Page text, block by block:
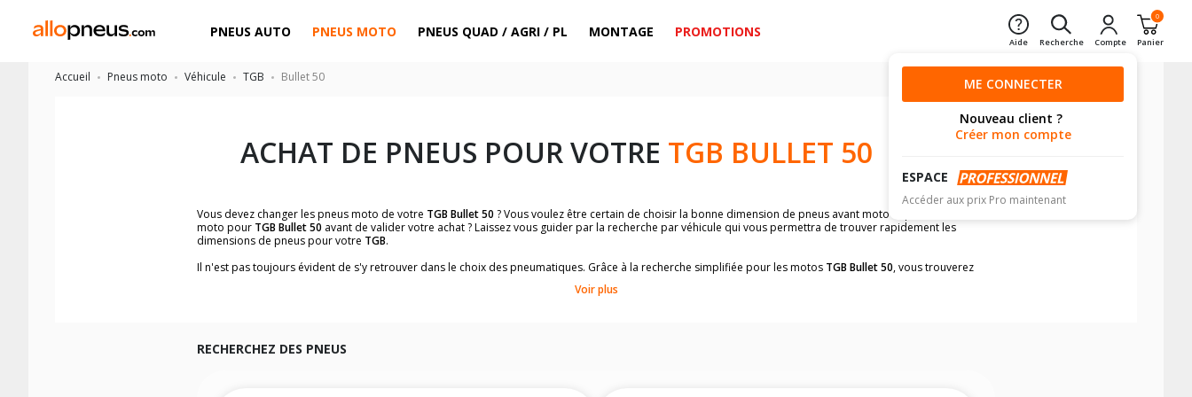
PNEUS AUTO PNEUS MOTO PNEUS QUAD / AGRI / PL MONTAGE PROMOTIONS
Aide Recherche Compte
0
Panier
ME CONNECTER
Nouveau client ?
Créer mon compte
ESPACE
Accéder aux prix Pro maintenant
Accueil Pneus moto Véhicule TGB Bullet 50
ACHAT DE PNEUS POUR VOTRE TGB BULLET 50
Vous devez changer les pneus moto de votre TGB Bullet 50 ? Vous voulez être certain de choisir la bonne dimension de pneus avant moto et pneus arrière
moto pour TGB Bullet 50 avant de valider votre achat ? Laissez vous guider par la recherche par véhicule qui vous permettra de trouver rapidement les
dimensions de pneus pour votre TGB.
Il n'est pas toujours évident de s'y retrouver dans le choix des pneumatiques. Grâce à la recherche simplifiée pour les motos TGB Bullet 50, vous trouverez
Vous ne savez pas comment trouver les dimensions de vos pneus ? Ces informations sont indiquées sur le flanc des pneumatiques, dans le carnet de bord de
facilement.
Voir plus
RECHERCHEZ DES PNEUS